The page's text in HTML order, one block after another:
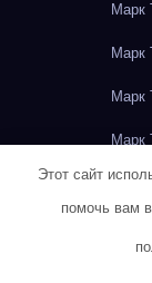
Марк
Марк
Марк
Марк
Марк
Этот сайт
помочь вам